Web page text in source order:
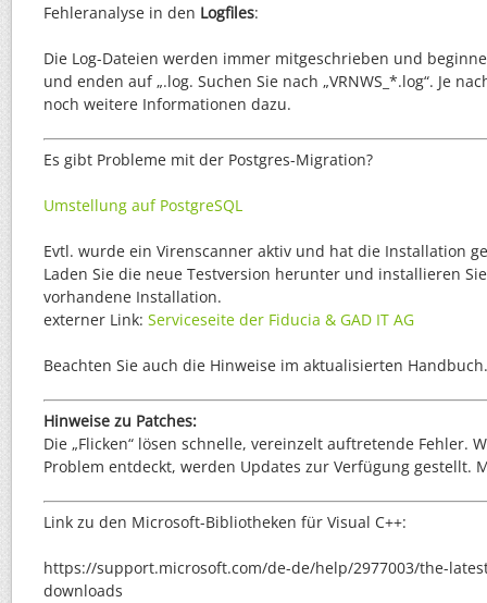
Fehleranalyse in den Logfiles:
Die Log-Dateien werden immer mitgeschrieben und
und enden auf „.log. Suchen Sie nach „VRNWS_*.log“. Je
noch weitere Informationen dazu.
Es gibt Probleme mit der Postgres-Migration?
Umstellung auf PostgreSQL
Evtl. wurde ein Virenscanner aktiv und hat die Installation
Laden Sie die neue Testversion herunter und installieren
vorhandene Installation.
externer Link: Serviceseite der Fiducia & GAD IT AG
Beachten Sie auch die Hinweise im aktualisierten Handbuch.
Hinweise zu Patches:
Die „Flicken“ lösen schnelle, vereinzelt auftretende Fehler.
Problem entdeckt, werden Updates zur Verfügung gestellt.
Link zu den Microsoft-Bibliotheken für Visual C++:
https://support.microsoft.com/de-de/help/2977003/the-
downloads